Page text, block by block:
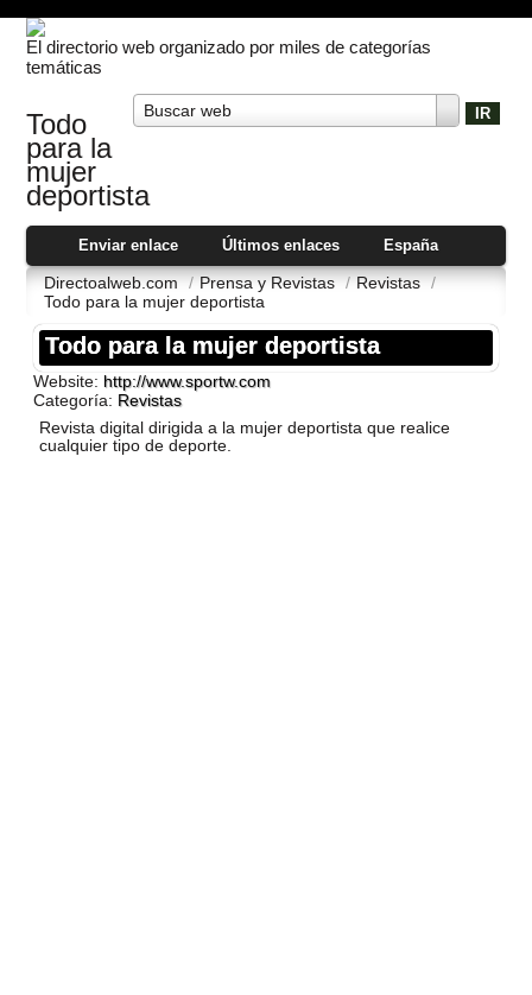
El directorio web organizado por miles de categorías
temáticas
Buscar web
Todo
para la
mujer
deportista
Enviar enlace Últimos enlaces España
Directoalweb.com / Prensa y Revistas / Revistas /
Todo para la mujer deportista
Todo para la mujer deportista
Website: http://www.sportw.com
Categoría: Revistas
Revista digital dirigida a la mujer deportista que realice
cualquier tipo de deporte.